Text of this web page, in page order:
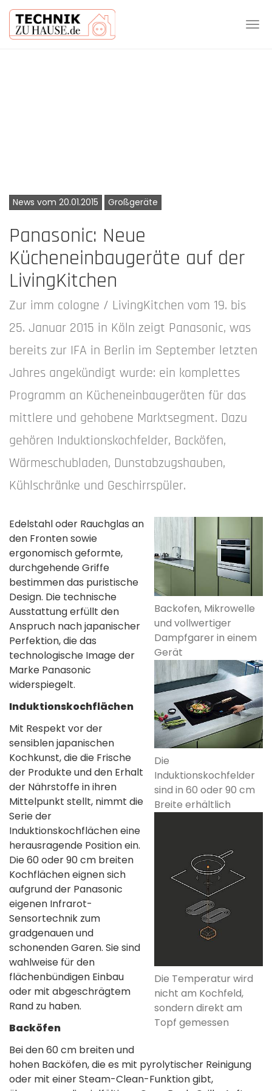
News vom 20.01.2015 Großgeräte
Panasonic: Neue
Kücheneinbaugeräte auf der
LivingKitchen
Zur imm cologne / LivingKitchen vom 19. bis
25. Januar 2015 in Köln zeigt Panasonic, was
bereits zur IFA in Berlin im September letzten
Jahres angekündigt wurde: ein komplettes
Programm an Kücheneinbaugeräten für das
mittlere und gehobene Marktsegment. Dazu
gehören Induktionskochfelder, Backöfen,
Wärmeschubladen, Dunstabzugshauben,
Kühlschränke und Geschirrspüler.
Backofen, Mikrowelle
und vollwertiger
Dampfgarer in einem
Gerät
Die
Induktionskochfelder
sind in 60 oder 90 cm
Breite erhältlich
Die Temperatur wird
nicht am Kochfeld,
sondern direkt am
Topf gemessen
Edelstahl oder Rauchglas an
den Fronten sowie
ergonomisch geformte,
durchgehende Griffe
bestimmen das puristische
Design. Die technische
Ausstattung erfüllt den
Anspruch nach japanischer
Perfektion, die das
technologische Image der
Marke Panasonic
widerspiegelt.
Induktionskochflächen
Mit Respekt vor der
sensiblen japanischen
Kochkunst, die die Frische
der Produkte und den Erhalt
der Nährstoffe in ihren
Mittelpunkt stellt, nimmt die
Serie der
Induktionskochflächen eine
herausragende Position ein.
Die 60 oder 90 cm breiten
Kochflächen eignen sich
aufgrund der Panasonic
eigenen Infrarot-
Sensortechnik zum
gradgenauen und
schonenden Garen. Sie sind
wahlweise für den
flächenbündigen Einbau
oder mit abgeschrägtem
Rand zu haben.
Backöfen
Bei den 60 cm breiten und
hohen Backöfen, die es mit pyrolytischer Reinigung
oder mit einer Steam-Clean-Funktion gibt,